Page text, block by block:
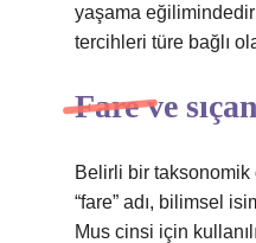
yaşama
tercihleri ​​türe bağlı
Fare ve
Belirli bir taksonomik
“fare” adı, bilimsel
Mus cinsi için